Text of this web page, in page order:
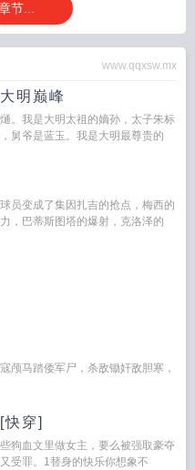
节...
www.qqxsw.mx
明巅峰
。我是大明太祖的嫡孙，太子朱标
舅爷是蓝玉。我是大明最尊贵的
员变成了集因扎吉的抢点，梅西的
，巴蒂斯图塔的爆射，克洛泽的
颅马踏倭军尸，杀敌锄奸敌胆寒，
快穿]
狗血文里做女主，要么被强取豪夺
受罪。1替身的快乐你想象不